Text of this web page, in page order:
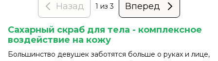
Назад 1 из 3 Вперед
Сахарный скраб для тела - комплексное
воздействие на кожу
Большинство девушек заботятся больше о руках и лице,